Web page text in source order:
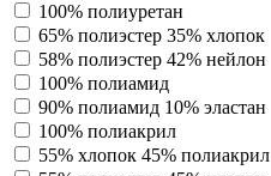
100% полиуретан
65% полиэстер 35% хлопок
58% полиэстер 42% нейлон
100% полиамид
90% полиамид 10% эластан
100% полиакрил
55% хлопок 45% полиакрил